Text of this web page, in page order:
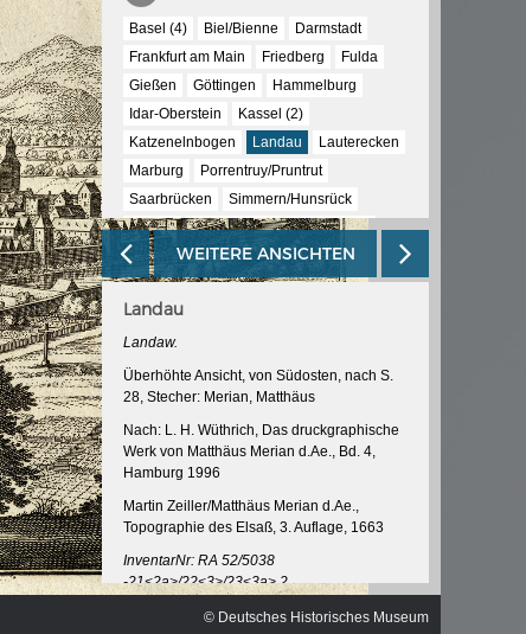
Basel (4) Biel/Bienne
Darmstadt
Frankfurt am Main
Friedberg
Fulda
Gießen
Göttingen
Hammelburg
Idar-Oberstein
Kassel (2)
Katzenelnbogen
Landau
Lauterecken
Marburg
Porrentruy/Pruntrut
Saarbrücken
Simmern/Hunsrück
Speyer
Weissenburg/Wissembourg
Wetzlar
Wiesbaden
WEITERE ANSICHTEN
Landau
Landaw.
Überhöhte Ansicht, von Südosten, nach S.
28, Stecher: Merian, Matthäus
Nach: L. H. Wüthrich, Das druckgraphische
Werk von Matthäus Merian d.Ae., Bd. 4,
Hamburg 1996
Martin Zeiller/Matthäus Merian d.Ae.,
Topographie des Elsaß, 3. Auflage, 1663
InventarNr: RA 52/5038
-21<2a>/22<3>/23<3a>.2
© Deutsches Historisches Museum